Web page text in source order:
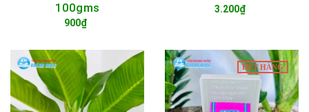
100gms
900₫
3.200₫
HẾT HÀNG